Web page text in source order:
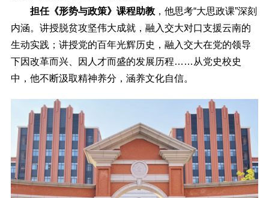
担任《形势与政策》课程助教，他思考“大思政课”深刻
内涵。讲授脱贫攻坚伟大成就，融入交大对口支援云南的
生动实践；讲授党的百年光辉历史，融入交大在党的领导
下因改革而兴、因人才而盛的发展历程……从党史校史
中，他不断汲取精神养分，涵养文化自信。